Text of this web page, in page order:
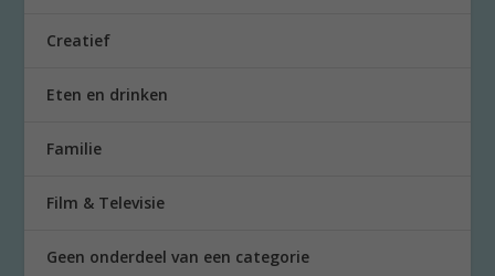
Creatief
Eten en drinken
Familie
Film & Televisie
Geen onderdeel van een categorie